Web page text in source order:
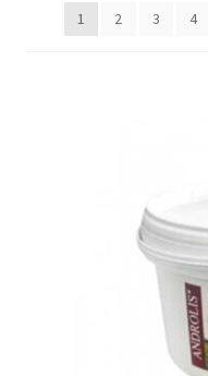
Мой аккаунт
1 2 3 4